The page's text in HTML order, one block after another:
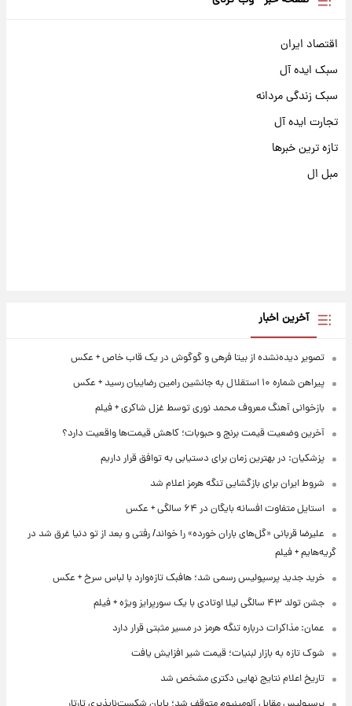
اقتصاد ایران
سبک ایده آل
سبک زندگی مردانه
تجارت ایده آل
تازه ترین خبرها
مبل ال
آخرین اخبار
تصویر دیده‌نشده از بیتا فرهی و گوگوش در یک قاب خاص + عکس
پیراهن شماره ۱۰ استقلال به جانشین رامین رضاییان رسید + عکس
بازخوانی آهنگ معروف محمد نوری توسط غزل شاکری + فیلم
آخرین وضعیت قیمت برنج و حبوبات؛ کاهش قیمت‌ها واقعیت دارد؟
پزشکیان: در بهترین زمان برای دستیابی به توافق قرار داریم
شروط ایران برای بازگشایی تنگه هرمز اعلام شد
استایل متفاوت افسانه بایگان در ۶۴ سالگی + عکس
علیرضا قربانی «گل‌های باران خورده» را خواند/ رفتی و بعد از تو دنیا غرق شد در
گریه‌هایم + فیلم
خرید جدید پرسپولیس رسمی شد؛ هافبک تازه‌وارد با لباس سرخ + عکس
جشن تولد ۴۳ سالگی لیلا اوتادی با یک سورپرایز ویژه + فیلم
عمان: مذاکرات درباره تنگه هرمز در مسیر مثبتی قرار دارد
شوک تازه به بازار لبنیات؛ قیمت شیر افزایش یافت
تاریخ اعلام نتایج نهایی دکتری مشخص شد